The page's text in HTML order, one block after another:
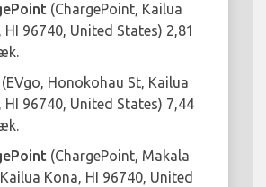
(ChargePoint, Kailua
HI 96740, United States) 2,81
(EVgo, Honokohau St, Kailua
HI 96740, United States) 7,44
(ChargePoint, Makala
Kona, HI 96740, United